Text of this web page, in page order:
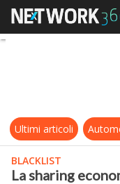
Ultimi articoli
BLACKLIST
La sharing